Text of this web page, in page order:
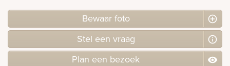
Bewaar foto
Stel een vraag
Plan een bezoek